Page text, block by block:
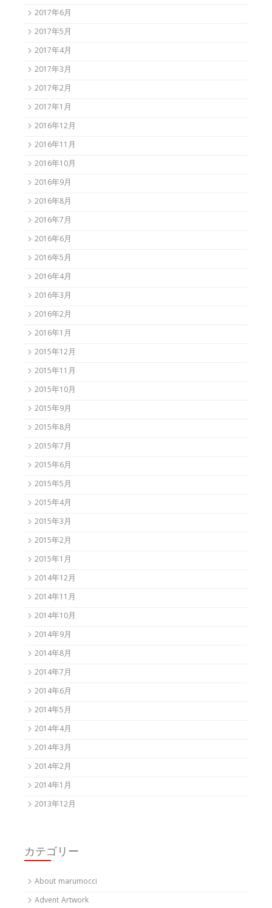
2017年6月
2017年5月
2017年4月
2017年3月
2017年2月
2017年1月
2016年12月
2016年11月
2016年10月
2016年9月
2016年8月
2016年7月
2016年6月
2016年5月
2016年4月
2016年3月
2016年2月
2016年1月
2015年12月
2015年11月
2015年10月
2015年9月
2015年8月
2015年7月
2015年6月
2015年5月
2015年4月
2015年3月
2015年2月
2015年1月
2014年12月
2014年11月
2014年10月
2014年9月
2014年8月
2014年7月
2014年6月
2014年5月
2014年4月
2014年3月
2014年2月
2014年1月
2013年12月
カテゴリー
About marumocci
Advent Artwork